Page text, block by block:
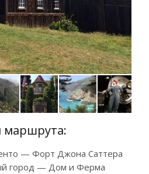
маршрута:
— Форт Джона Саттера
город — Дом и Ферма